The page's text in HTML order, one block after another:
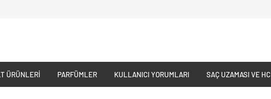
ÜRÜNLERI PARFÜMLER KULLANICI YORUMLARI SAÇ UZAMASI VE HC